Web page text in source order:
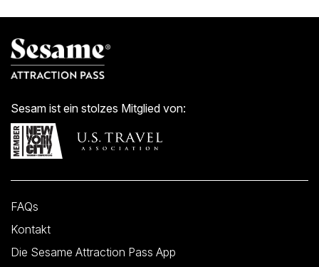
Sesam ist ein stolzes Mitglied von:
FAQs
Kontakt
Die Sesame Attraction Pass App